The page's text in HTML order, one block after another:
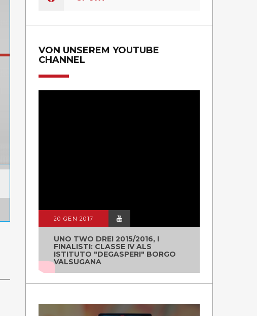
VON UNSEREM YOUTUBE
CHANNEL
20 GEN 2017
UNO TWO DREI 2015/2016, I
FINALISTI: CLASSE IV ALS
ISTITUTO "DEGASPERI" BORGO
VALSUGANA